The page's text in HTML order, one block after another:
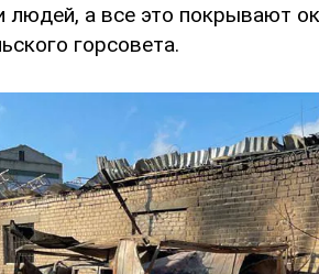
людей, а все это покрывают
горсовета.